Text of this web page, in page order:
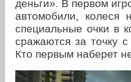
деньги». В первом
автомобили, колеся
специальные очки в
сражаются за точку
Кто первым наберет